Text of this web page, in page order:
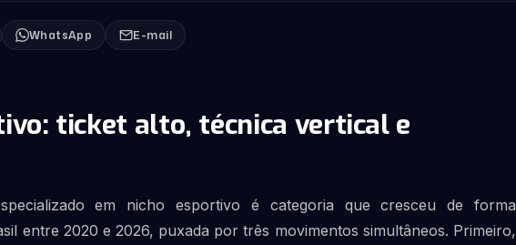
WhatsApp E-mail
ticket alto, técnica vertical e
em nicho esportivo é categoria que cresceu de forma
entre 2020 e 2026, puxada por três movimentos simultâneos. Primeiro,